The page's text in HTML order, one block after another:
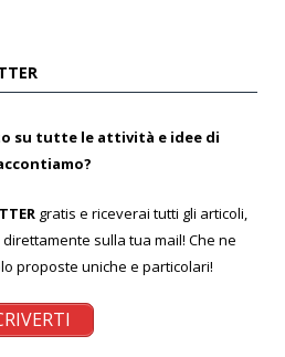
su tutte le attività e idee di
gratis e riceverai tutti gli articoli,
sulla tua mail! Che ne
proposte uniche e particolari!